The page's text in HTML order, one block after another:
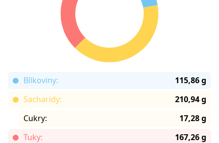
Bílkoviny:
115,86 g
Sacharidy:
210,94 g
Cukry:
17,28 g
Tuky:
167,26 g